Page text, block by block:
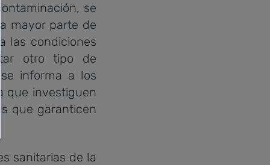
se
mayor parte de
las condiciones
otro tipo de
informa a los
que investiguen
que garanticen
sanitarias de la